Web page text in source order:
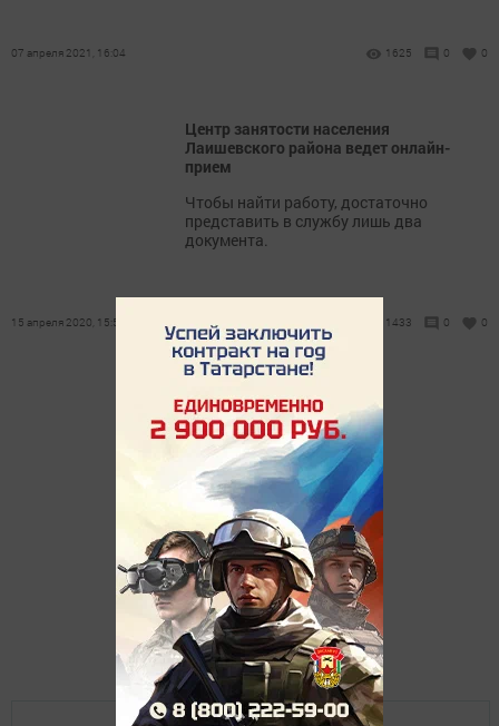
07 апреля 2021, 16:04 1625 0 0
Центр занятости населения
Лаишевского района ведет онлайн-
прием
Чтобы найти работу, достаточно
представить в службу лишь два
документа.
15 апреля 2020, 15:54 1433 0 0